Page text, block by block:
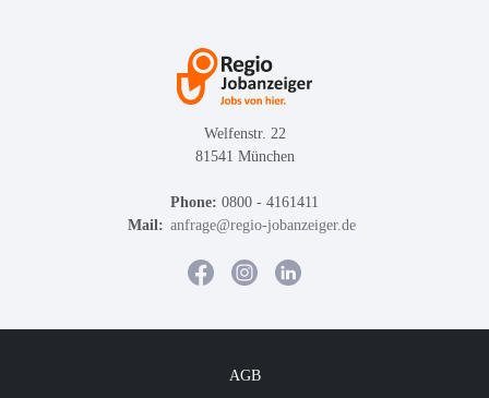
Welfenstr. 22
81541 München
Phone: 0800 - 4161411
Mail: anfrage@regio-jobanzeiger.de
AGB